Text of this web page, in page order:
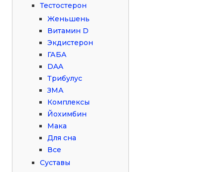
Тестостерон
Женьшень
Витамин D
Экдистерон
ГАБА
DAA
Трибулус
ЗМА
Комплексы
Йохимбин
Мака
Для сна
Все
Суставы